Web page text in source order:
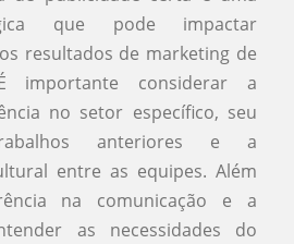
que pode impactar
resultados de marketing de
importante considerar a
no setor específico, seu
anteriores e a
entre as equipes. Além
na comunicação e a
as necessidades do